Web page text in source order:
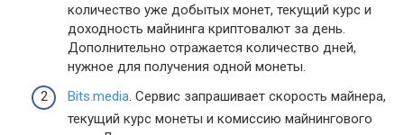
количество уже добытых монет, текущий курс и
доходность майнинга криптовалют за день.
Дополнительно отражается количество дней,
нужное для получения одной монеты.
Bits.media. Сервис запрашивает скорость майнера,
текущий курс монеты и комиссию майнингового